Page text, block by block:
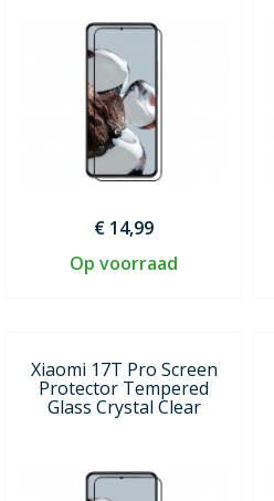
€ 14,99
Op voorraad
Xiaomi 17T Pro Screen
Protector Tempered
Glass Crystal Clear